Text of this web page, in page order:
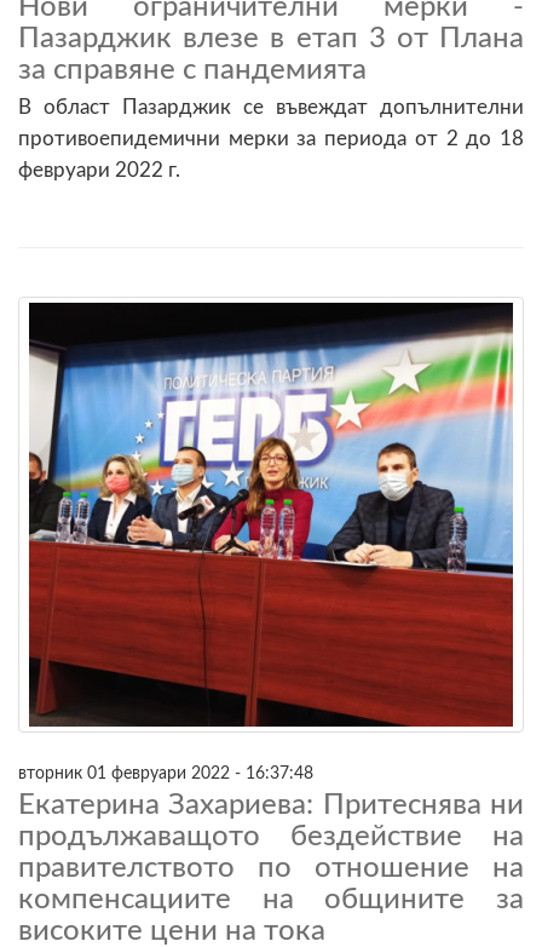
Нови ограничителни мерки -
Пазарджик влезе в етап 3 от Плана
за справяне с пандемията
В област Пазарджик се въвеждат допълнителни
противоепидемични мерки за периода от 2 до 18
февруари 2022 г.
вторник 01 февруари 2022 - 16:37:48
Екатерина Захариева: Притеснява ни
продължаващото бездействие на
правителството по отношение на
компенсациите на общините за
високите цени на тока